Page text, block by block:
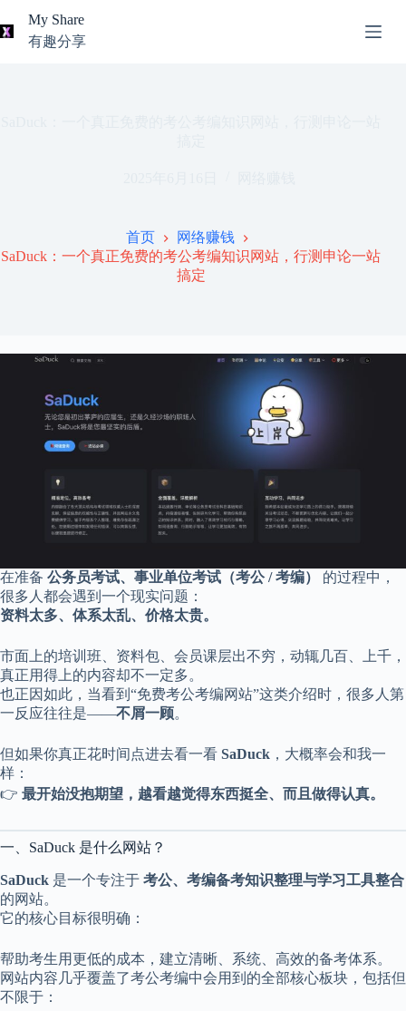
过
站
知
分
享
联
我
资
源
隐
私
策
h
s
i
a
d
d
r
s
s
3
My Share
有趣分享
首页
网络赚钱
SaDuck：一个真正免费的考公考编知识网站，行测申论一站
搞定
在准备 公务员考试、事业单位考试（考公 / 考编）
的过程中，
很多人都会遇到一个现实问题：
资料太多、体系太乱、价格太贵。
市面上的培训班、资料包、会员课层出不穷，动辄几百、上千，
真正用得上的内容却不一定多。
也正因如此，当看到“免费考公考编网站”这类介绍时，很多人第
一反应往往是——不屑一顾。
但如果你真正花时间点进去看一看 SaDuck ，大概率会和我一
样：
👉 最开始没抱期望，越看越觉得东西挺全、而且做得认真。
一、SaDuck 是什么网站？
SaDuck 是一个专注于 考公、考编备考知识整理与学习工具整合
的网站。
它的核心目标很明确：
帮助考生用更低的成本，建立清晰、系统、高效的备考体系。
网站内容几乎覆盖了考公考编中会用到的全部核心板块，包括但
不限于：